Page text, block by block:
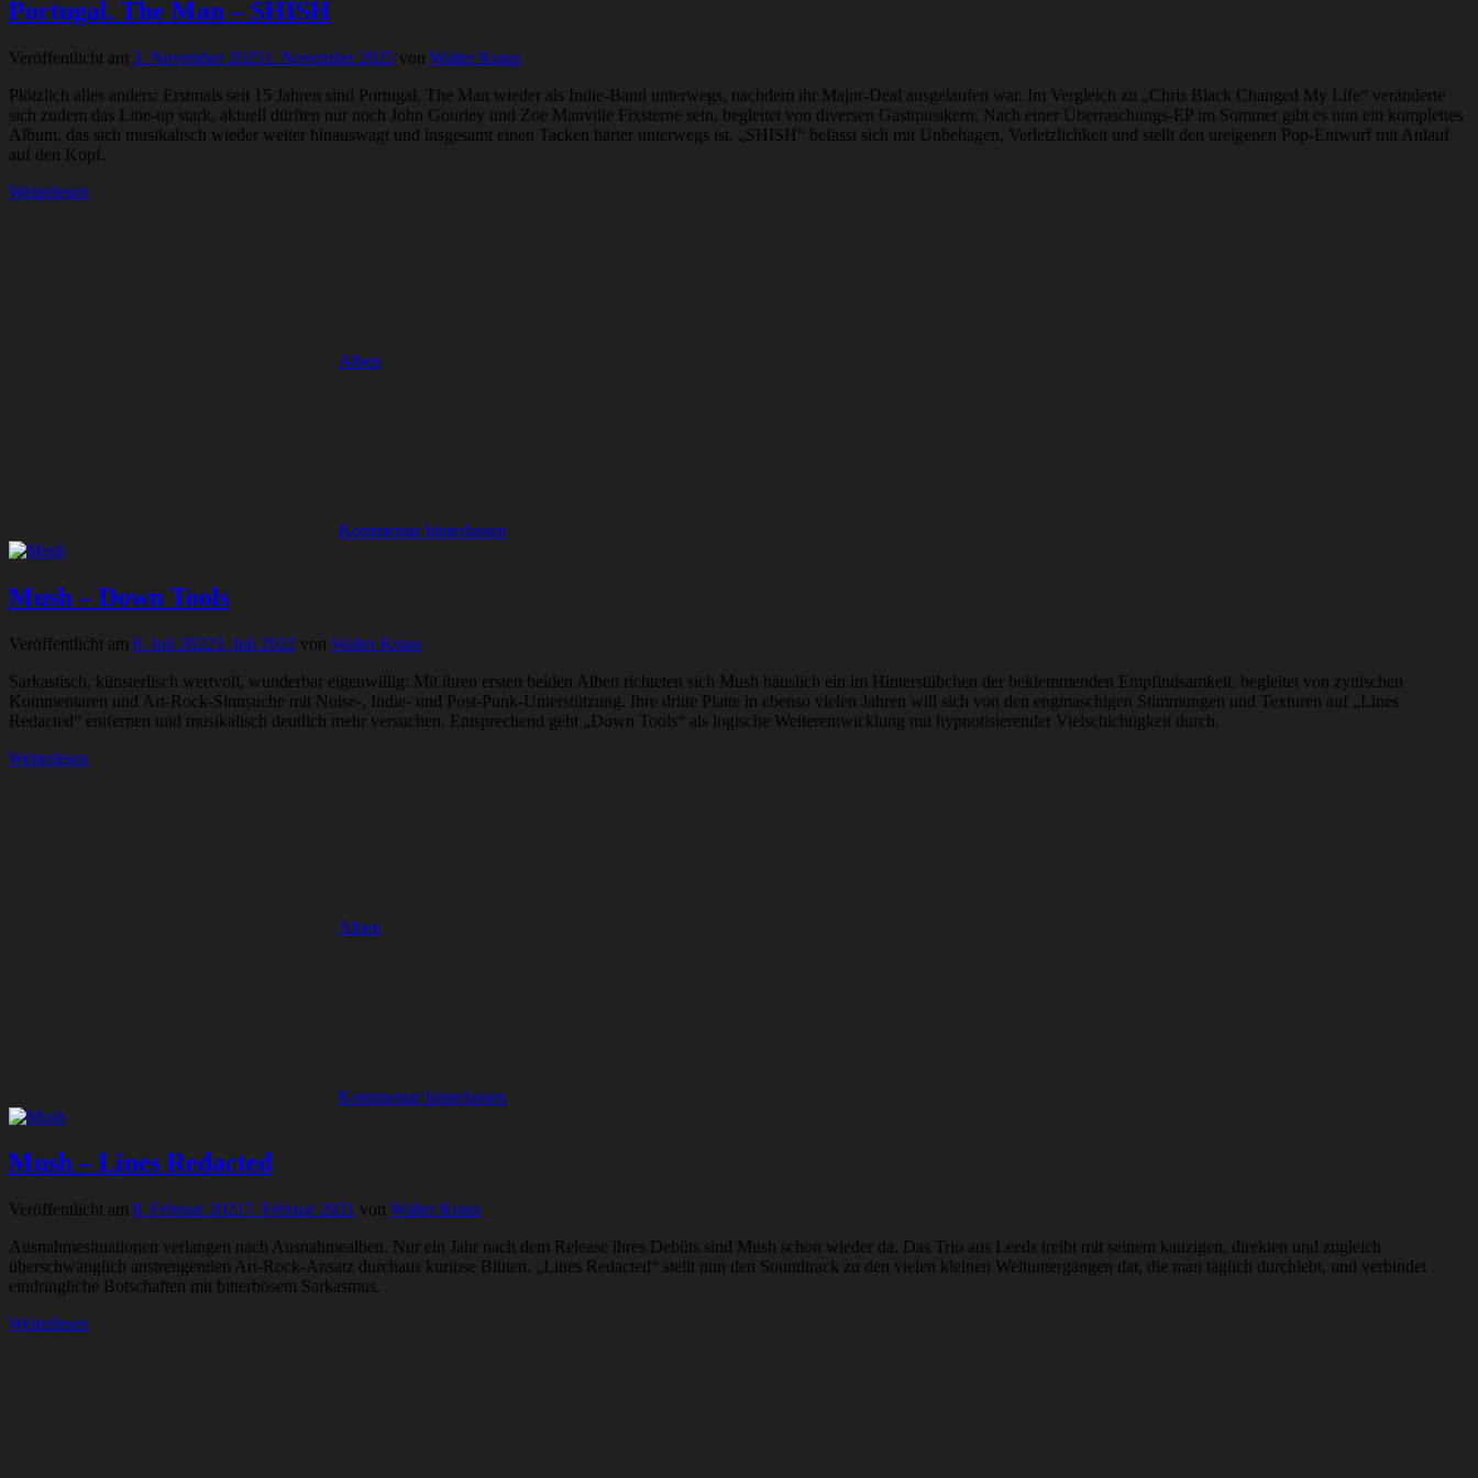
Portugal. The Man – SHISH
Veröffentlicht am 3. November 20251. November 2025 von Walter Kraus
Plötzlich alles anders: Erstmals seit 15 Jahren sind Portugal. The Man wieder als Indie-Band unterwegs, nachdem ihr Major-Deal ausgelaufen war. Im Vergleich zu „Chris Black Changed My Life“ veränderte
sich zudem das Line-up stark, aktuell dürften nur noch John Gourley und Zoe Manville Fixsterne sein, begleitet von diversen Gastmusikern. Nach einer Überraschungs-EP im Sommer gibt es nun ein komplettes
Album, das sich musikalisch wieder weiter hinauswagt und insgesamt einen Tacken härter unterwegs ist. „SHISH“ befasst sich mit Unbehagen, Verletzlichkeit und stellt den ureigenen Pop-Entwurf mit Anlauf
auf den Kopf.
Weiterlesen
Alben
Kommentar hinterlassen
Mush – Down Tools
Veröffentlicht am 8. Juli 20223. Juli 2022 von Walter Kraus
Sarkastisch, künsterlisch wertvoll, wunderbar eigenwillig: Mit ihren ersten beiden Alben richteten sich Mush häuslich ein im Hinterstübchen der beklemmenden Empfindsamkeit, begleitet von zynischen
Kommentaren und Art-Rock-Sinnsuche mit Noise-, Indie- und Post-Punk-Unterstützung. Ihre dritte Platte in ebenso vielen Jahren will sich von den engmaschigen Stimmungen und Texturen auf „Lines
Redacted“ entfernen und musikalisch deutlich mehr versuchen. Entsprechend geht „Down Tools“ als logische Weiterentwicklung mit hypnotisierender Vielschichtigkeit durch.
Weiterlesen
Alben
Kommentar hinterlassen
Mush – Lines Redacted
Veröffentlicht am 8. Februar 2021 7. Februar 2021 von Walter Kraus
Ausnahmesituationen verlangen nach Ausnahmealben. Nur ein Jahr nach dem Release ihres Debüts sind Mush schon wieder da. Das Trio aus Leeds treibt mit seinem kauzigen, direkten und zugleich
überschwänglich anstrengenden Art-Rock-Ansatz durchaus kuriose Blüten. „Lines Redacted“ stellt nun den Soundtrack zu den vielen kleinen Weltuntergängen dar, die man täglich durchlebt, und verbindet
eindringliche Botschaften mit bitterbösem Sarkasmus.
Weiterlesen